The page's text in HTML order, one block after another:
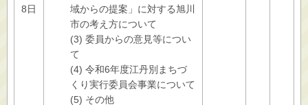
8日
域からの提案」に対する旭川
市の考え方について
(3) 委員からの意見等につい
て
(4) 令和6年度江丹別まちづ
くり実行委員会事業について
(5) その他